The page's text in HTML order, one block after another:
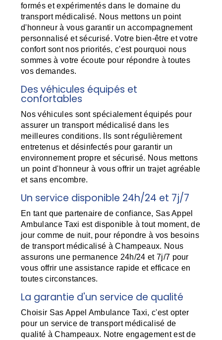
formés et expérimentés dans le domaine du
transport médicalisé. Nous mettons un point
d'honneur à vous garantir un accompagnement
personnalisé et sécurisé. Votre bien-être et votre
confort sont nos priorités, c'est pourquoi nous
sommes à votre écoute pour répondre à toutes
vos demandes.
Des véhicules équipés et
confortables
Nos véhicules sont spécialement équipés pour
assurer un transport médicalisé dans les
meilleures conditions. Ils sont régulièrement
entretenus et désinfectés pour garantir un
environnement propre et sécurisé. Nous mettons
un point d'honneur à vous offrir un trajet agréable
et sans encombre.
Un service disponible 24h/24 et 7j/7
En tant que partenaire de confiance, Sas Appel
Ambulance Taxi est disponible à tout moment, de
jour comme de nuit, pour répondre à vos besoins
de transport médicalisé à Champeaux. Nous
assurons une permanence 24h/24 et 7j/7 pour
vous offrir une assistance rapide et efficace en
toutes circonstances.
La garantie d'un service de qualité
Choisir Sas Appel Ambulance Taxi, c'est opter
pour un service de transport médicalisé de
qualité à Champeaux. Notre engagement est de